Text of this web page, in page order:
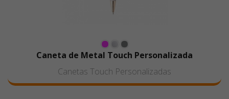
Caneta de Metal Touch Personalizada
Canetas Touch Personalizadas